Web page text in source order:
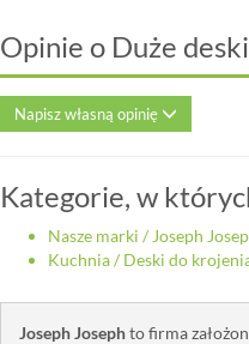
Opinie o Duże
Napisz własną opinię
Kategorie, w
Nasze marki / Joseph
Kuchnia/ Deski do
Joseph Josephto firma